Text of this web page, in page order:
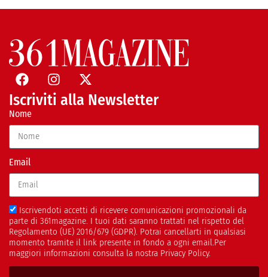
Iscriviti alla Newsletter
Nome
Email
Iscrivendoti accetti di ricevere comunicazioni promozionali da
parte di 361magazine. I tuoi dati saranno trattati nel rispetto del
Regolamento (UE) 2016/679 (GDPR). Potrai cancellarti in qualsiasi
momento tramite il link presente in fondo a ogni email.Per
maggiori informazioni consulta la nostra Privacy Policy.